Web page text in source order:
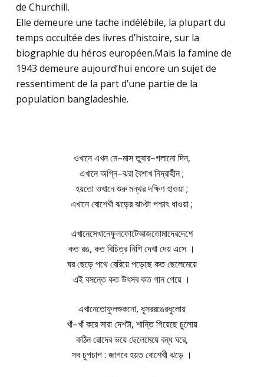
de Churchill.
Elle demeure une tache indélébile, la plupart du
temps occultée des livres d’histoire, sur la
biographie du héros européen.Mais la famine de
1943 demeure aujourd’hui encore un sujet de
ressentiment de la part d’une partie de la
population bangladeshie.
ওখানে এখন মে–মাস তুষার–গলানো দিন,
এখানে অগ্নি–ঝরা বৈশাখ নিদ্রাহীন ;
হয়তো ওখানে শুরু মন্থর দক্ষিণ হাওয়া ;
এখানে বোশেখী ঝড়ের ঝাপ্টা পশ্চাৎ ধাওয়া ;
এখানেসেখানেফুলফোটেআজতোমাদেরদেশে
কত রঙ, কত বিচিত্র নিশি দেখা দেয় এসে ।
ঘর ছেড়ে পথে বেরিয়ে পড়েছে কত ছেলেমেয়ে
এই বসন্তে কত উৎসব কত গান গেয়ে ।
এখানেতোফুলশুকনো, ধূসররঙেরধুলোয়
খাঁ–খাঁ করে সারা দেশটা, শান্তি গিয়েছে চুলোয়
কঠিন রোদের ভয়ে ছেলেমেয়ে বন্ধ ঘরে,
সব চুপচাপ : জাগবে হয়ত বোশেখী ঝড়ে ।